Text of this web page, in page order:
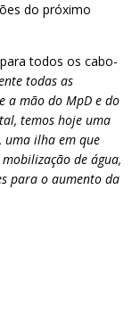
do próximo
todos os cabo-
todas as
a mão do MpD e do
temos hoje uma
uma ilha em que
de água,
para o aumento da